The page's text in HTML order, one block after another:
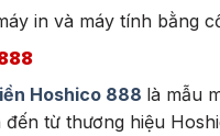
in và máy tính bằng
Hoshico 888 là mẫu
đến từ thương hiệu